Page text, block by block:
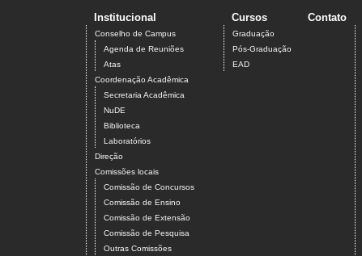
Institucional
Conselho de Campus
Agenda de Reuniões
Atas
Coordenação Acadêmica
Secretaria Acadêmica
NuDE
Biblioteca
Laboratórios
Direção
Comissões locais
Comissão de Concursos
Comissão de Ensino
Comissão de Extensão
Comissão de Pesquisa
Outras Comissões
Cursos
Graduação
Pós-Graduação
EAD
Contato